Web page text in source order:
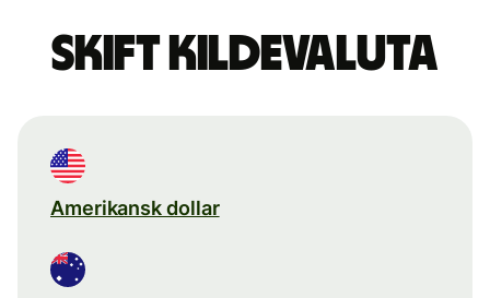
Skift kildevaluta
Amerikansk dollar